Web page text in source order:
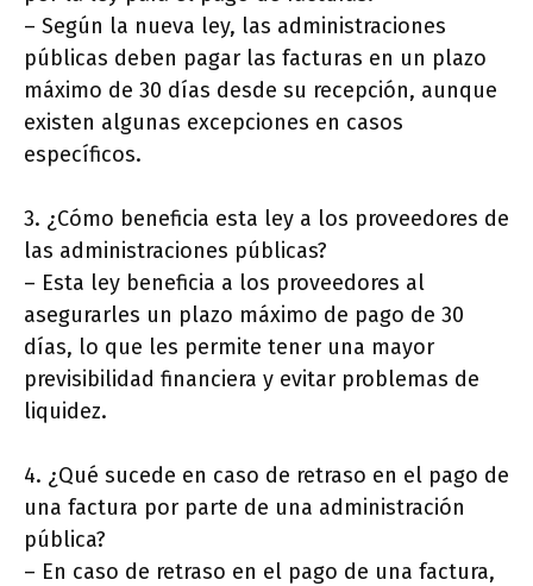
– Según la nueva ley, las administraciones
públicas deben pagar las facturas en un plazo
máximo de 30 días desde su recepción, aunque
existen algunas excepciones en casos
específicos.
3. ¿Cómo beneficia esta ley a los proveedores de
las administraciones públicas?
– Esta ley beneficia a los proveedores al
asegurarles un plazo máximo de pago de 30
días, lo que les permite tener una mayor
previsibilidad financiera y evitar problemas de
liquidez.
4. ¿Qué sucede en caso de retraso en el pago de
una factura por parte de una administración
pública?
– En caso de retraso en el pago de una factura,